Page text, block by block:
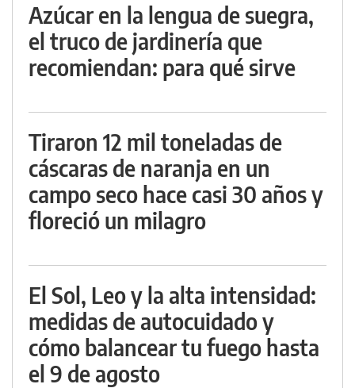
Azúcar en la lengua de suegra,
el truco de jardinería que
recomiendan: para qué sirve
Tiraron 12 mil toneladas de
cáscaras de naranja en un
campo seco hace casi 30 años y
floreció un milagro
El Sol, Leo y la alta intensidad:
medidas de autocuidado y
cómo balancear tu fuego hasta
el 9 de agosto